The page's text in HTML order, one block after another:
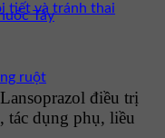
tiết và tránh thai
ruột
Tây
điều trị
tác dụng phụ, liều